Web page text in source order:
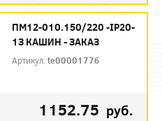
ПМ12-010.150/220 -IP20-
1З КАШИН - ЗАКАЗ
Артикул:te00001776
1152.75 руб.